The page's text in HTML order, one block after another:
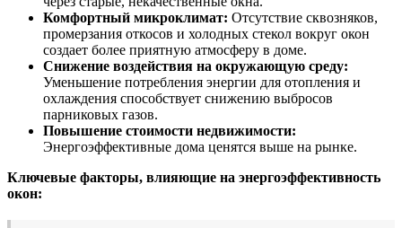
Комфортный микроклимат: Отсутствие сквозняков,
промерзания откосов и холодных стекол вокруг окон
создает более приятную атмосферу в доме.
Снижение воздействия на окружающую среду:
Уменьшение потребления энергии для отопления и
охлаждения способствует снижению выбросов
парниковых газов.
Повышение стоимости недвижимости:
Энергоэффективные дома ценятся выше на рынке.
Ключевые факторы, влияющие на энергоэффективность
окон: